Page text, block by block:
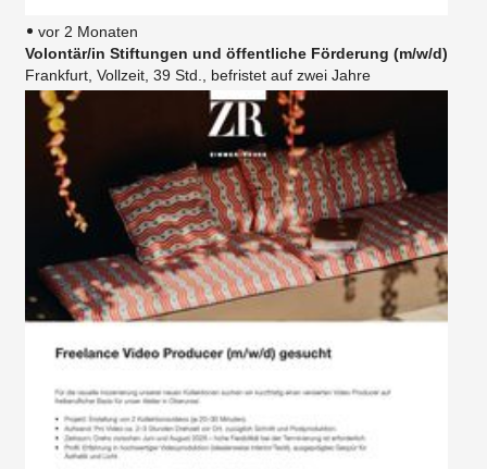
vor 2 Monaten
Volontär/in Stiftungen und öffentliche Förderung (m/w/d)
Frankfurt, Vollzeit, 39 Std., befristet auf zwei Jahre